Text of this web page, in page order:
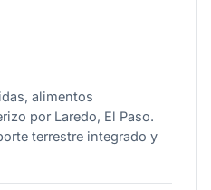
alimentos
por Laredo, El Paso.
terrestre integrado y